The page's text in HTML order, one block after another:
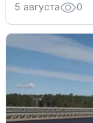
5 августа 0